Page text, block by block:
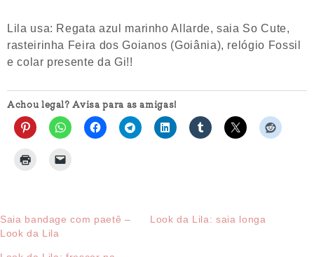
Lila usa: Regata azul marinho Allarde, saia So Cute,
rasteirinha Feira dos Goianos (Goiânia), relógio Fossil
e colar presente da Gi!!
Achou legal? Avisa para as amigas!
Saia bandage com paetê –
Look da Lila
Look da Lila: saia longa